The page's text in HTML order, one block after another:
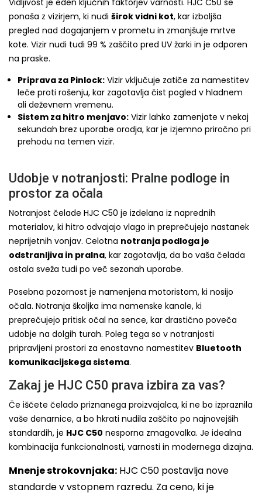
Vidljivost je eden ključnih faktorjev varnosti. HJC C50 se
ponaša z vizirjem, ki nudi širok vidni kot, kar izboljša
pregled nad dogajanjem v prometu in zmanjšuje mrtve
kote. Vizir nudi tudi 99 % zaščito pred UV žarki in je odporen
na praske.
Priprava za Pinlock: Vizir vključuje zatiče za namestitev
leče proti rošenju, kar zagotavlja čist pogled v hladnem
ali deževnem vremenu.
Sistem za hitro menjavo: Vizir lahko zamenjate v nekaj
sekundah brez uporabe orodja, kar je izjemno priročno pri
prehodu na temen vizir.
Udobje v notranjosti: Pralne podloge in
prostor za očala
Notranjost čelade HJC C50 je izdelana iz naprednih
materialov, ki hitro odvajajo vlago in preprečujejo nastanek
neprijetnih vonjav. Celotna notranja podloga je
odstranljiva in pralna, kar zagotavlja, da bo vaša čelada
ostala sveža tudi po več sezonah uporabe.
Posebna pozornost je namenjena motoristom, ki nosijo
očala. Notranja školjka ima namenske kanale, ki
preprečujejo pritisk očal na sence, kar drastično poveča
udobje na dolgih turah. Poleg tega so v notranjosti
pripravljeni prostori za enostavno namestitev Bluetooth
komunikacijskega sistema.
Zakaj je HJC C50 prava izbira za vas?
Če iščete čelado priznanega proizvajalca, ki ne bo izpraznila
vaše denarnice, a bo hkrati nudila zaščito po najnovejših
standardih, je HJC C50 nesporna zmagovalka. Je idealna
kombinacija funkcionalnosti, varnosti in modernega dizajna.
Mnenje strokovnjaka: HJC C50 postavlja nove
standarde v vstopnem razredu. Za ceno, ki je